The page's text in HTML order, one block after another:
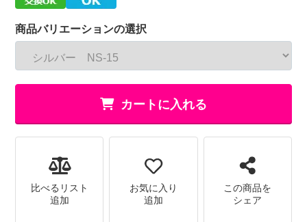
商品バリエーションの選択
カートに入れる
比べるリスト
追加
お気に入り
追加
この商品を
シェア